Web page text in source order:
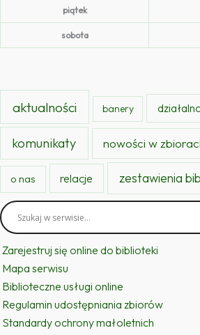
piątek
sobota
aktualności banery
komunikaty nowości w
o nas relacje zestawienia
Zarejestruj się online do biblioteki
Mapa serwisu
Biblioteczne usługi online
Regulamin udostępniania zbiorów
Standardy ochrony małoletnich